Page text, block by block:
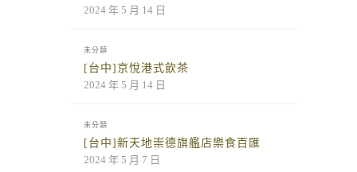
2024 年 5 月 14 日
未分類
[台中]京悅港式飲茶
2024 年 5 月 14 日
未分類
[台中]新天地崇德旗艦店樂食百匯
2024 年 5 月 7 日